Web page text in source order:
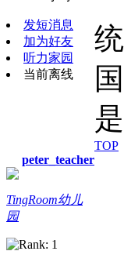
发短消息
加为好友
听力家园
当前离线
TOP
peter_teacher
TingRoom幼儿
园